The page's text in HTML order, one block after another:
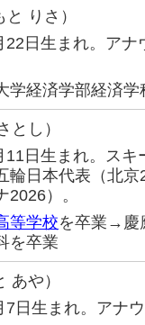
りさ）
22日生まれ。アナ
学経済学部経済学
とし）
11日生まれ。スキ
輪日本代表（北京
2026）。
等学校を卒業→慶
を卒業
あや）
7日生まれ。アナ